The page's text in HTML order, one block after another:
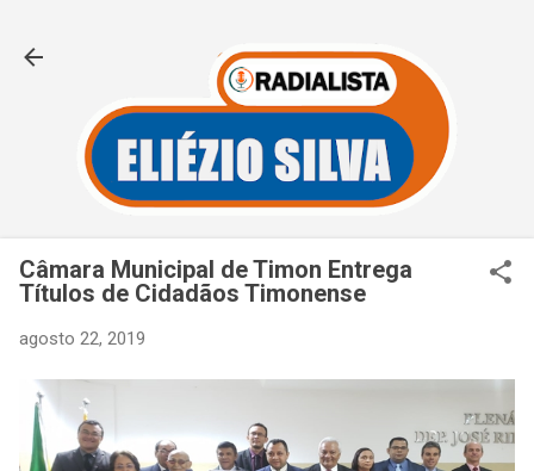
Câmara Municipal de Timon Entrega
Títulos de Cidadãos Timonense
agosto 22, 2019